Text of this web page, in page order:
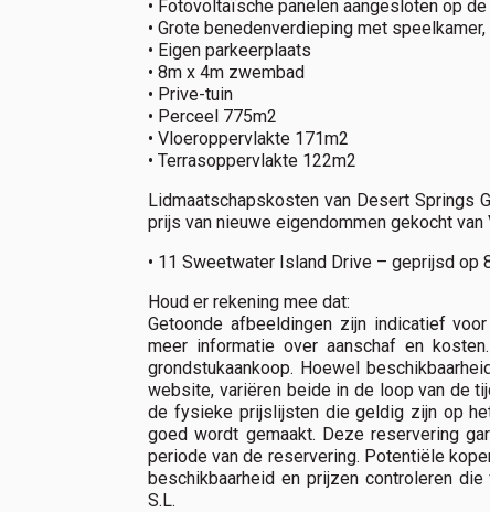
• Fotovoltaïsche panelen aangesloten op
• Grote benedenverdieping met
• Eigen parkeerplaats
• 8m x 4m zwembad
• Prive-tuin
• Perceel 775m2
• Vloeroppervlakte 171m2
• Terrasoppervlakte 122m2
Lidmaatschapskosten van Desert Springs
prijs van nieuwe eigendommen gekocht
• 11 Sweetwater Island Drive – geprijsd
Houd er rekening mee dat:
Getoonde afbeeldingen zijn indicatief
meer informatie over aanschaf en
grondstukaankoop. Hoewel
website, variëren beide in de loop van de
de fysieke prijslijsten die geldig zijn op
goed wordt gemaakt. Deze reservering
periode van de reservering. Potentiële
beschikbaarheid en prijzen controleren
S.L.